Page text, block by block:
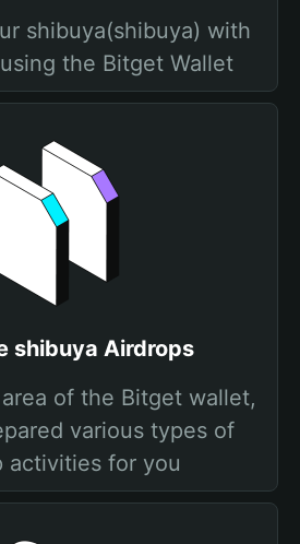
shibuya(shibuya) with
the Bitget Wallet
shibuya Airdrops
of the Bitget wallet,
various types of
activities for you